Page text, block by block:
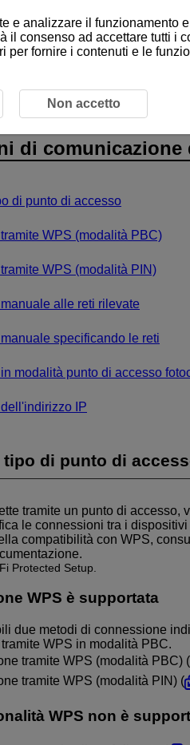
di comunicazione
di punto di accesso
WPS (modalità PBC)
WPS (modalità PIN)
alle reti rilevate
specificando le reti
modalità punto di accesso
IP
tipo di punto di
tramite un punto di accesso,
le connessioni tra i dispositivi
compatibilità con WPS,
Protected Setup.
WPS è supportata
due metodi di connessione
WPS in modalità PBC.
tramite WPS (modalità PBC) (
tramite WPS (modalità PIN) (
WPS non è
e analizzare il
il consenso ad accettare tutti i
fornire i contenuti e le
Non accetto